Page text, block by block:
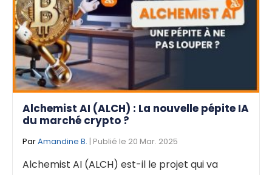
Alchemist AI (ALCH) : La nouvelle pépite IA
du marché crypto ?
ParAmandine B. | Publié le 20 Mar. 2025
Alchemist AI (ALCH) est-il le projet qui va